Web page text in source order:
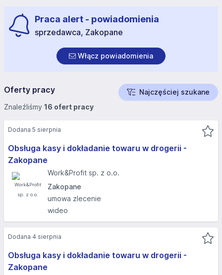
Praca alert - powiadomienia
sprzedawca, Zakopane
Włącz powiadomienia
Oferty pracy
Najczęściej szukane
Znaleźliśmy 16 ofert pracy
Obsługa kasy i dokładanie towaru w drogerii -
Zakopane
Work&Profit sp. z o.o.
Zakopane
umowa zlecenie
wideo
Dodana 5 sierpnia
Obsługa kasy i dokładanie towaru w drogerii -
Zakopane
Dodana 4 sierpnia